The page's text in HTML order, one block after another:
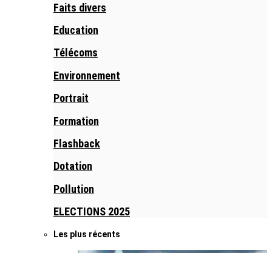
Faits divers
Education
Télécoms
Environnement
Portrait
Formation
Flashback
Dotation
Pollution
ELECTIONS 2025
Les plus récents